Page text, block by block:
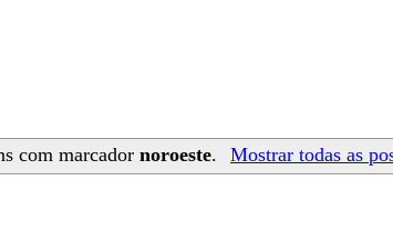
com marcador noroeste. Mostrar todas as